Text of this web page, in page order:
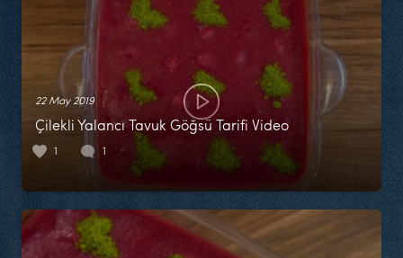
22 May 2019
Çilekli Yalancı Tavuk Göğsü Tarifi Video
1 1